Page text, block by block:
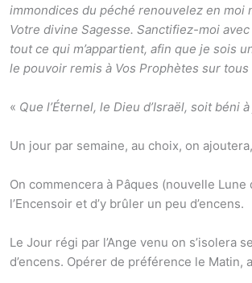
immondices du péché renouvelez en moi
Votre divine Sagesse. Sanctifiez-moi
tout ce qui m’appartient, afin que je sois
le pouvoir remis à Vos Prophètes sur
« Que l’Éternel, le Dieu d’Israël, soit béni
Un jour par semaine, au choix, on
On commencera à Pâques (nouvelle
l’Encensoir et d’y brûler un peu d’encens.
Le Jour régi par l’Ange venu on s’isolera
d’encens. Opérer de préférence le Matin,